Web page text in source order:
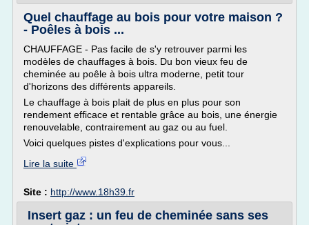
Quel chauffage au bois pour votre maison ?
- Poêles à bois ...
CHAUFFAGE - Pas facile de s'y retrouver parmi les
modèles de chauffages à bois. Du bon vieux feu de
cheminée au poêle à bois ultra moderne, petit tour
d'horizons des différents appareils.
Le chauffage à bois plait de plus en plus pour son
rendement efficace et rentable grâce au bois, une énergie
renouvelable, contrairement au gaz ou au fuel.
Voici quelques pistes d'explications pour vous...
Lire la suite
Site : http://www.18h39.fr
Insert gaz : un feu de cheminée sans ses